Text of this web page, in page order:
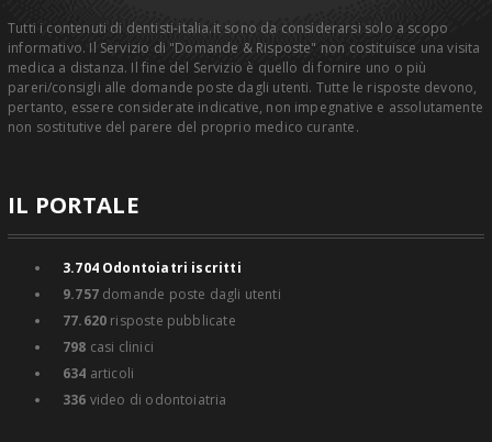
Tutti i contenuti di dentisti-italia.it sono da considerarsi solo a scopo
informativo. Il Servizio di "Domande & Risposte" non costituisce una visita
medica a distanza. Il fine del Servizio è quello di fornire uno o più
pareri/consigli alle domande poste dagli utenti. Tutte le risposte devono,
pertanto, essere considerate indicative, non impegnative e assolutamente
non sostitutive del parere del proprio medico curante.
IL PORTALE
3.704Odontoiatri iscritti
9.757domande poste dagli utenti
77.620 risposte pubblicate
798 casi clinici
634 articoli
336 video di odontoiatria